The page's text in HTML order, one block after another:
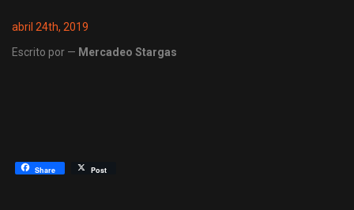
abril 24th, 2019
Escrito por — Mercadeo Stargas
Share Post